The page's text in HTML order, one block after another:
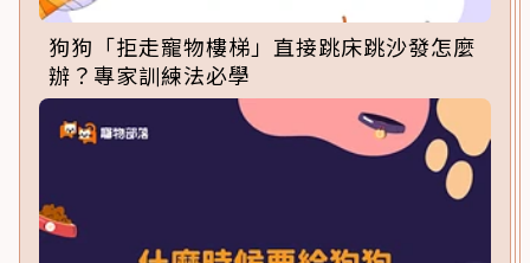
狗狗「拒走寵物樓梯」直接跳床跳沙發怎麼
辦？專家訓練法必學